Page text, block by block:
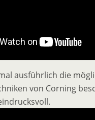
ausführlich die
von Corning